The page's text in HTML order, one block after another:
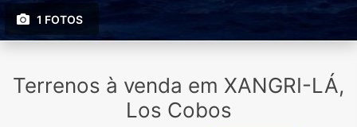
1 FOTOS
Terrenos à venda em XANGRI-LÁ,
Los Cobos